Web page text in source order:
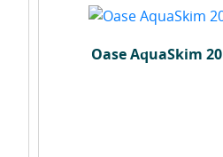
Oase AquaSkim 20